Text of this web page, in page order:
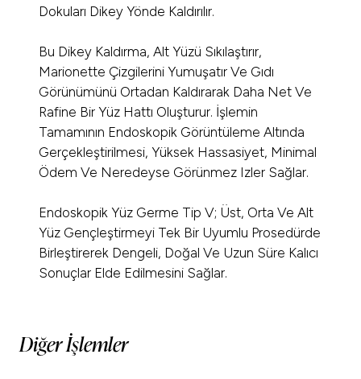
Dokuları Dikey Yönde Kaldırılır.
Bu Dikey Kaldırma, Alt Yüzü Sıkılaştırır,
Marionette Çizgilerini Yumuşatır Ve Gıdı
Görünümünü Ortadan Kaldırarak Daha Net Ve
Rafine Bir Yüz Hattı Oluşturur. İşlemin
Tamamının Endoskopik Görüntüleme Altında
Gerçekleştirilmesi, Yüksek Hassasiyet, Minimal
Ödem Ve Neredeyse Görünmez Izler Sağlar.
Endoskopik Yüz Germe Tip V; Üst, Orta Ve Alt
Yüz Gençleştirmeyi Tek Bir Uyumlu Prosedürde
Birleştirerek Dengeli, Doğal Ve Uzun Süre Kalıcı
Sonuçlar Elde Edilmesini Sağlar.
Diğer İşlemler